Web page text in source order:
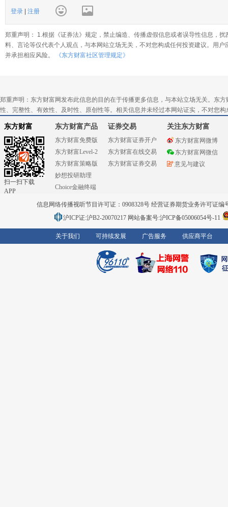
登录 注册
郑重声明： 1.根据《证券法》规定，禁止编造、传播虚假信息或者误导性信息，
料、言论等仅代表个人观点，与本网站立场无关，不对您构成任何投资建议。用
并承担相应风险。
《东方财富社区管理规定》
郑重声明：东方财富网发布此信息的目的在于传播更多信息，与本站立场无关。东
性、完整性、有效性、及时性、原创性等。相关信息并未经过本网站证实，不对您
东方财富
扫一扫下载
APP
东方财富产品
东方财富免费版
东方财富Level-2
东方财富策略版
妙想投研助理
Choice金融终端
证券交易
东方财富证券开户
东方财富在线交易
东方财富证券交易
关注东方财富
东方财富网微博
东方财富网微信
意见与建议
信息网络传播视听节目许可证：0908328号 经营证券期货业务许可证编
沪ICP证:沪B2-20070217 网站备案号:沪ICP备05006054号-11
关于我们 可持续发展 广告服务 供应商平台